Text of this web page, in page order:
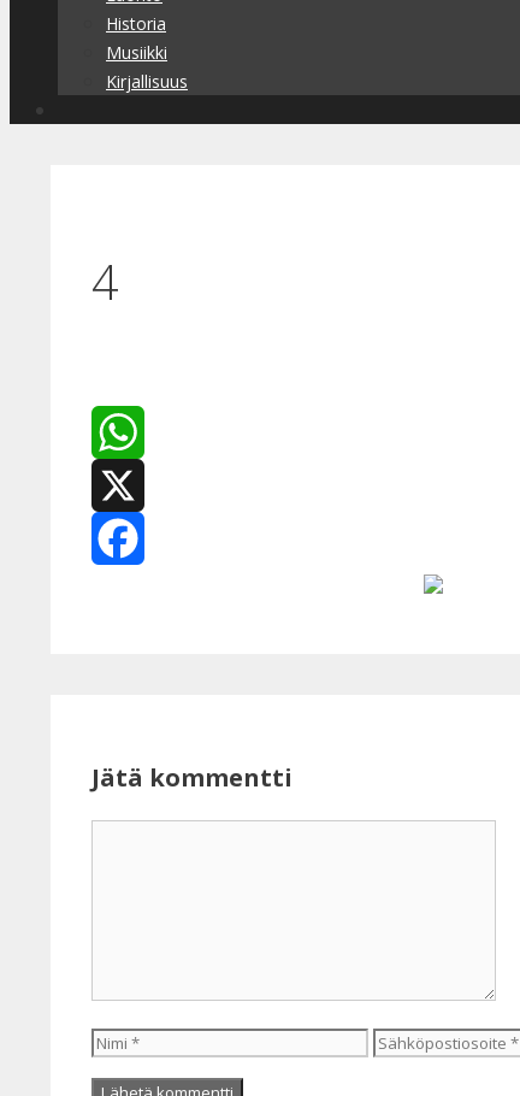
Historia
Musiikki
Kirjallisuus
4
WhatsApp
X
Jätä kommentti
Nimi Sähköpostiosoite